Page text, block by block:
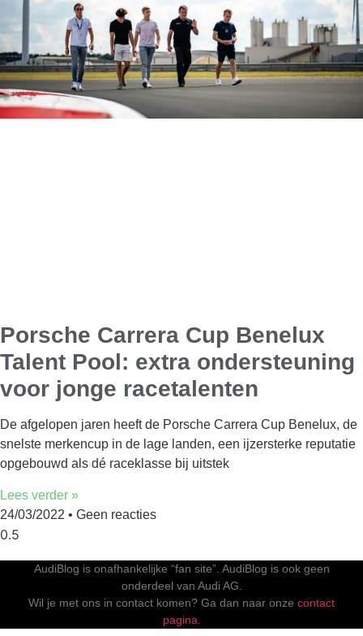
Porsche Carrera Cup Benelux
Talent Pool: extra ondersteuning
voor jonge racetalenten
De afgelopen jaren heeft de Porsche Carrera Cup Benelux, de
snelste merkencup in de lage landen, een ijzersterke reputatie
opgebouwd als dé raceklasse bij uitstek
Lees verder »
24/03/2022
Geen reacties
AudiBlog is onafhankelijke “fan site”. AudiBlog is ook geen
onderdeel van Audi AG.
Wil je met ons in contact komen? Ga dan naar onze contact
pagina.